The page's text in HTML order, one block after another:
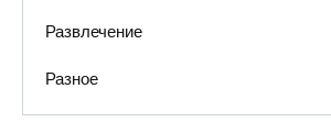
Развлечение
Разное